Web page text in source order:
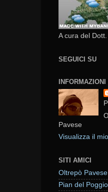
A cura del
SEGUICI SU
Pavese
Visualizza il
SITI AMICI
Oltrepò Pavese
Pian del Poggio